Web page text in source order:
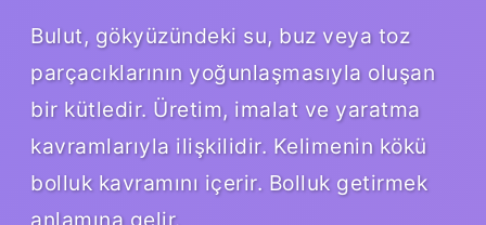
Bulut, gökyüzündeki su, buz veya toz
parçacıklarının yoğunlaşmasıyla oluşan
bir kütledir. Üretim, imalat ve yaratma
kavramlarıyla ilişkilidir. Kelimenin kökü
bolluk kavramını içerir. Bolluk getirmek
anlamına gelir.